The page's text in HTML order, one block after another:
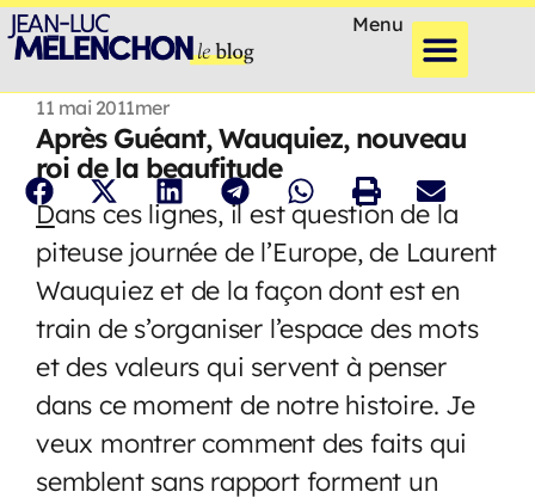
Menu
11 mai 2011mer
Après Guéant, Wauquiez, nouveau
roi de la beaufitude
Dans ces lignes, il est question de la
piteuse journée de l’Europe, de Laurent
Wauquiez et de la façon dont est en
train de s’organiser l’espace des mots
et des valeurs qui servent à penser
dans ce moment de notre histoire. Je
veux montrer comment des faits qui
semblent sans rapport forment un